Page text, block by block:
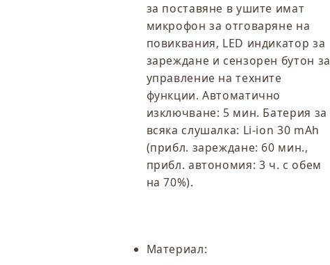
за поставяне в ушите имат
микрофон за отговаряне на
повиквания, LED индикатор за
зареждане и сензорен бутон за
управление на техните
функции. Автоматично
изключване: 5 мин. Батерия за
всяка слушалка: Li-ion 30 mAh
(прибл. зареждане: 60 мин.,
прибл. автономия: 3 ч. с обем
на 70%).
Материал: